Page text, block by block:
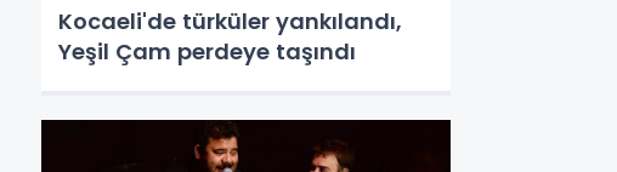
Kocaeli'de türküler yankılandı,
Yeşil Çam perdeye taşındı